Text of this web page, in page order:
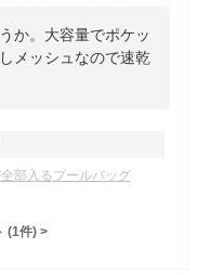
か。大容量でポケッ
メッシュなので速乾
部入るプールバッグ
(1件) >